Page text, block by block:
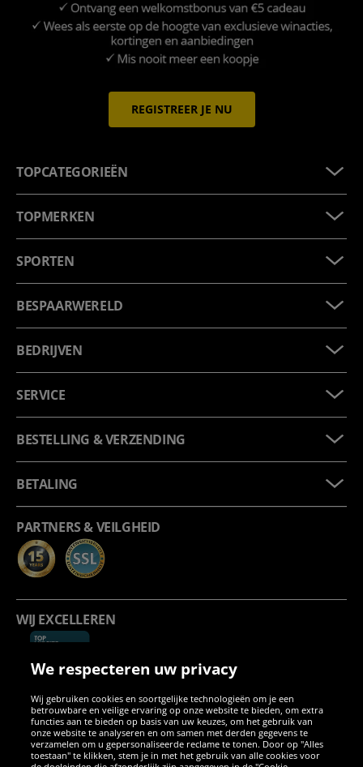
REGISTREER JE NU
TOPCATEGORIEËN
TOPMERKEN
SPORTEN
BESPAARWERELD
BEDRIJVEN
SERVICE
BESTELLING & VERZENDING
BETALING
PARTNERS & VEILGHEID
WIJ EXCELLEREN
SOCIALE MEDIA
We respecteren uw privacy
Wij gebruiken cookies en soortgelijke technologieën om je een
betrouwbare en veilige ervaring op onze website te bieden, om extra
functies aan te bieden op basis van uw keuzes, om het gebruik van
onze website te analyseren en om samen met derden gegevens te
verzamelen om u gepersonaliseerde reclame te tonen. Door op "Alles
toestaan" te klikken, stem je in met het gebruik van alle cookies voor